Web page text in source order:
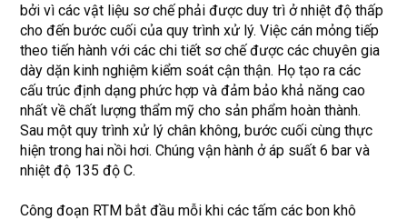
bởi vì các vật liệu sơ chế phải được duy trì ở nhiệt độ thấp
cho đến bước cuối của quy trình xử lý. Việc cán mỏng tiếp
theo tiến hành với các chi tiết sơ chế được các chuyên gia
dày dặn kinh nghiệm kiểm soát cận thận. Họ tạo ra các
cấu trúc định dạng phức hợp và đảm bảo khả năng cao
nhất về chất lượng thẩm mỹ cho sản phẩm hoàn thành.
Sau một quy trình xử lý chân không, bước cuối cùng thực
hiện trong hai nồi hơi. Chúng vận hành ở áp suất 6 bar và
nhiệt độ 135 độ C.
Công đoạn RTM bắt đầu mỗi khi các tấm các bon khô